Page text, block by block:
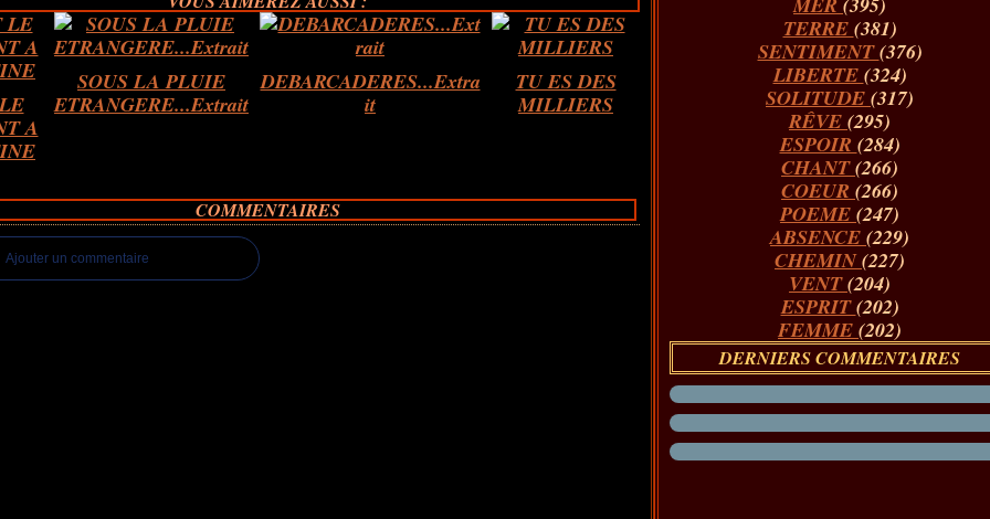
A
SOUS LA PLUIE
ETRANGERE...Extrait
DEBARCADERES...Extra
it
TU ES DES
MILLIERS
COMMENTAIRES
Ajouter un commentaire
TERRE (381)
SENTIMENT(376)
LIBERTE (324)
SOLITUDE (317)
RÊVE (295)
ESPOIR (284)
CHANT(266)
COEUR (266)
POEME (247)
ABSENCE (229)
CHEMIN(227)
VENT(204)
ESPRIT(202)
FEMME (202)
DERNIERS COMMENTAIRES